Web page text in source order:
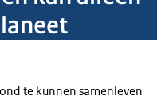
te kunnen samenleven